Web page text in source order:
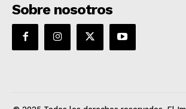
Sobre nosotros